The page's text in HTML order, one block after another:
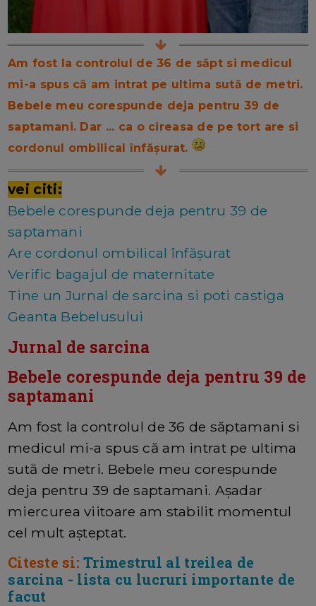
Am fost la controlul de 36 de săpt si medicul
mi-a spus că am intrat pe ultima sută de metri.
Bebele meu corespunde deja pentru 39 de
saptamani. Dar ... ca o cireasa de pe tort are si
cordonul ombilical înfășurat.
vei citi:
Bebele corespunde deja pentru 39 de
saptamani
Are cordonul ombilical înfășurat
Verific bagajul de maternitate
Tine un Jurnal de sarcina si poti castiga
Geanta Bebelusului
Jurnal de sarcina
Bebele corespunde deja pentru 39 de
saptamani
Am fost la controlul de 36 de săptamani si
medicul mi-a spus că am intrat pe ultima
sută de metri. Bebele meu corespunde
deja pentru 39 de saptamani. Așadar
miercurea viitoare am stabilit momentul
cel mult așteptat.
Citeste si:Trimestrul al treilea de
sarcina - lista cu lucruri importante de
facut